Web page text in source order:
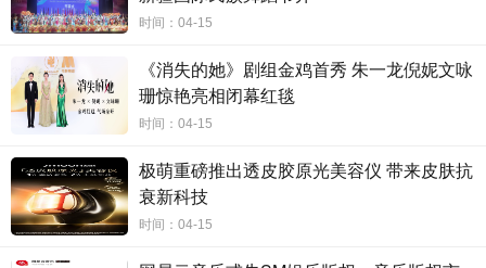
时间：04-15
《消失的她》剧组金鸡首秀 朱一龙倪妮文咏
珊惊艳亮相闭幕红毯
时间：04-15
极萌重磅推出透皮胶原光美容仪 带来皮肤抗
衰新科技
时间：04-15